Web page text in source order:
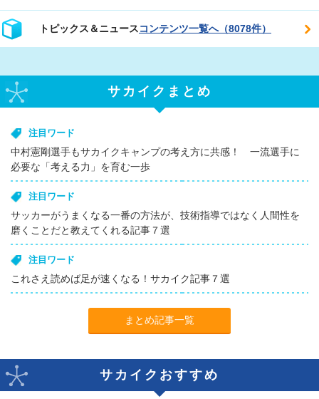
トピックス＆ニュースコンテンツ一覧へ（8078件）
サカイクまとめ
注目ワード
中村憲剛選手もサカイクキャンプの考え方に共感！ 一流選手に
必要な「考える力」を育む一歩
注目ワード
サッカーがうまくなる一番の方法が、技術指導ではなく人間性を
磨くことだと教えてくれる記事７選
注目ワード
これさえ読めば足が速くなる！サカイク記事７選
まとめ記事一覧
サカイクおすすめ